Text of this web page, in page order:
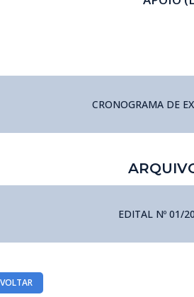
CRONOGRAMA DE
EDITAL Nº 01/
VOLTAR